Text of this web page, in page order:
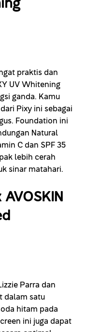
praktis dan
UV Whitening
ganda. Kamu
Pixy ini sebagai
Foundation ini
Natural
C dan SPF 35
lebih cerah
sinar matahari.
Parra dan
dalam satu
hitam pada
ini juga dapat